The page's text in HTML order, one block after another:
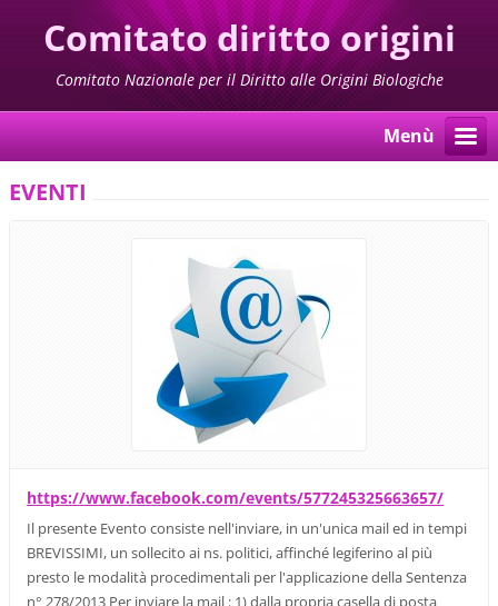
Comitato diritto origini
biologiche
Comitato Nazionale per il Diritto alle Origini Biologiche
Menù
EVENTI
https://www.facebook.com/events/577245325663657/
Il presente Evento consiste nell'inviare, in un'unica mail ed in tempi
BREVISSIMI, un sollecito ai ns. politici, affinché legiferino al più
presto le modalità procedimentali per l'applicazione della Sentenza
n° 278/2013 Per inviare la mail : 1) dalla propria casella di posta